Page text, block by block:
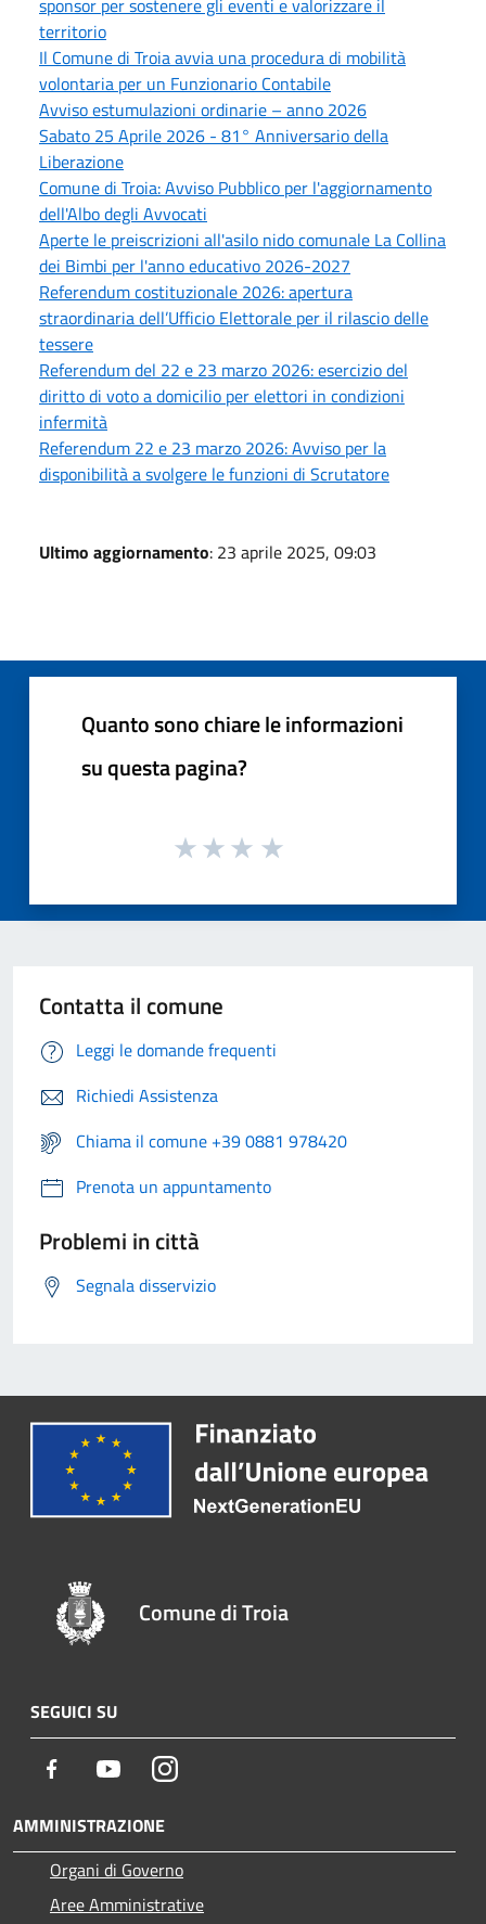
territorio
Il Comune di Troia avvia una procedura di mobilità
volontaria per un Funzionario Contabile
Avviso estumulazioni ordinarie – anno 2026
Sabato 25 Aprile 2026 - 81° Anniversario della
Liberazione
Comune di Troia: Avviso Pubblico per l'aggiornamento
dell'Albo degli Avvocati
Aperte le preiscrizioni all'asilo nido comunale La Collina
dei Bimbi per l'anno educativo 2026-2027
Referendum costituzionale 2026: apertura
straordinaria dell’Ufficio Elettorale per il rilascio delle
tessere
Referendum del 22 e 23 marzo 2026: esercizio del
diritto di voto a domicilio per elettori in condizioni
infermità
Referendum 22 e 23 marzo 2026: Avviso per la
disponibilità a svolgere le funzioni di Scrutatore
Ultimo aggiornamento: 23 aprile 2025, 09:03
Quanto sono chiare le informazioni
su questa pagina?
Contatta il comune
Leggi le domande frequenti
Richiedi Assistenza
Chiama il comune +39 0881 978420
Prenota un appuntamento
Problemi in città
Segnala disservizio
Comune di Troia
SEGUICI SU
Facebook YoutubeInstagram
AMMINISTRAZIONE
Organi di Governo
Aree Amministrative